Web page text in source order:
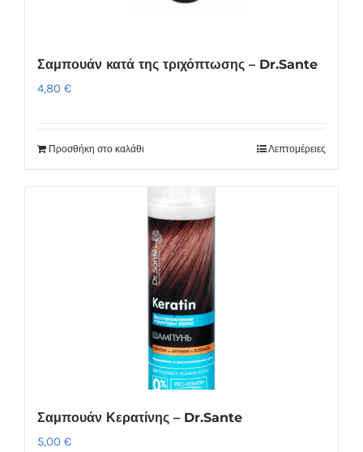
Σαμπουάν κατά της τριχόπτωσης – Dr.Sante
4,80 €
Προσθήκη στο καλάθι Λεπτομέρειες
Σαμπουάν Κερατίνης – Dr.Sante
5,00 €